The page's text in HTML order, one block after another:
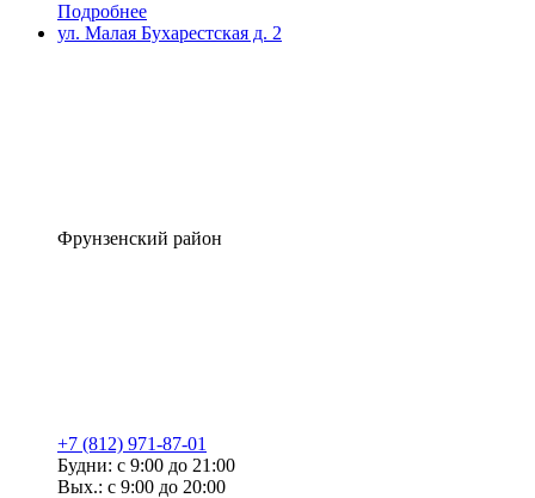
Подробнее
ул. Малая Бухарестская д. 2
Фрунзенский район
+7 (812) 971-87-01
Будни: с 9:00 до 21:00
Вых.: с 9:00 до 20:00